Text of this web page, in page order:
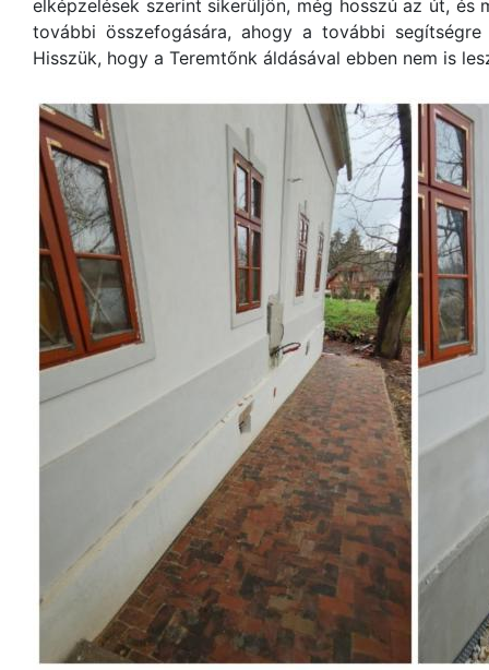
elképzelések szerint sikerüljön, még hosszú az út, és
további összefogására, ahogy a további
Hisszük, hogy a Teremtőnk áldásával ebben nem is